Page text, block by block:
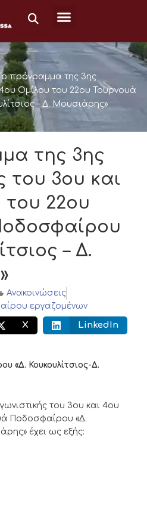
πρόγραμμα της 3ης
Ομίλου του 22ου Τουρνουά
– Δ. Μουσιάρης»
της 3ης
του 3ου και
22ου
– Δ.
Ανακοινώσεις
εργαζομένων
X LinkedIn
«Δ. Κουκουλίτσιος-Δ.
του 3ου και 4ου
Ποδοσφαίρου «Δ.
έχει ως εξής: